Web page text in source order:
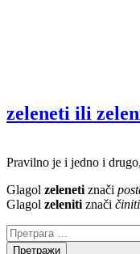
zeleneti ili
Pravilno je i jedno i
Glagol zeleneti znači
Glagol zeleniti znači
Претрага
за: